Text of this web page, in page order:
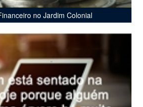
no Jardim Colonial